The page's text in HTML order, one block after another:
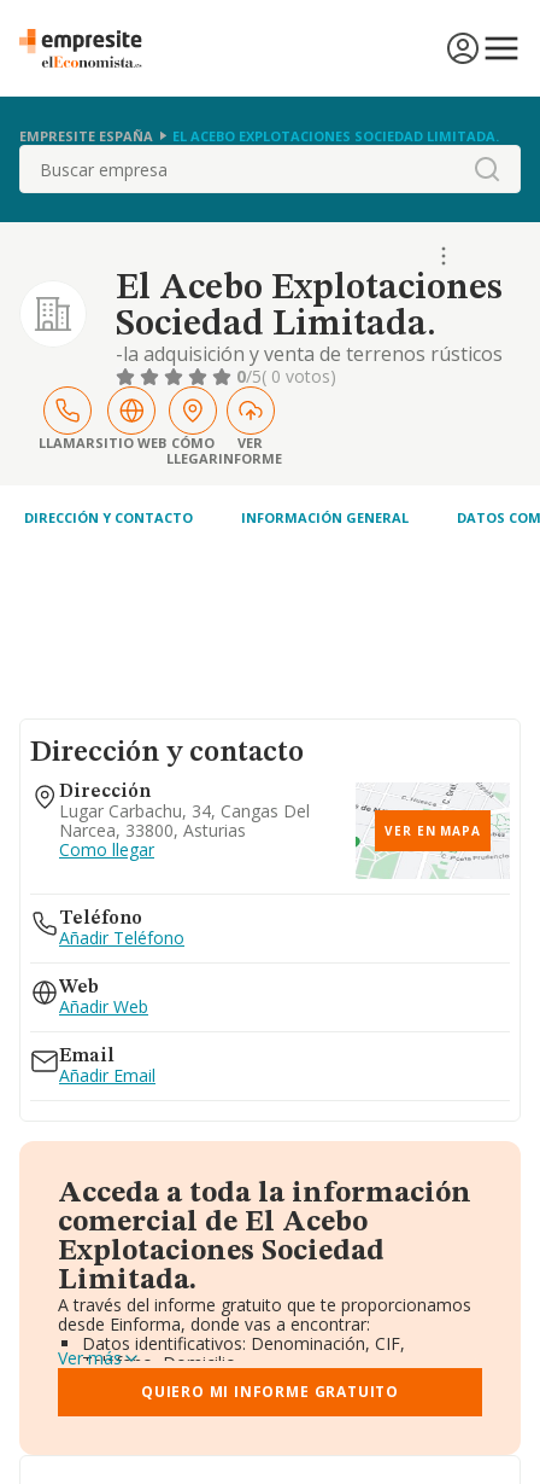
EMPRESITE ESPAÑA EL ACEBO EXPLOTACIONES SOCIEDAD LIMITADA.
Buscar
El Acebo Explotaciones
Sociedad Limitada.
-la adquisición y venta de terrenos rústicos
y/ o urbanos, su desarrollo urbanístico y la
construcción, promoción, venta, alquiler o
explotación de todo tipo de edificaciones y
obras civiles. la construcción, reapración y
conservación de toda clase de obras, con o
0/5( 0 votos)
LLAMARSITIO WEB CÓMO
LLEGAR
VER
INFORME
DIRECCIÓN Y CONTACTO INFORMACIÓN GENERAL DATOS
Dirección y contacto
Dirección
Lugar Carbachu, 34, Cangas Del
Narcea, 33800, Asturias
Como llegar
VER EN MAPA
Teléfono
Añadir Teléfono
Web
Añadir Web
Email
Añadir Email
Acceda a toda la información
comercial de El Acebo
Explotaciones Sociedad
Limitada.
A través del informe gratuito que te proporcionamos
desde Einforma, donde vas a encontrar:
Datos identificativos: Denominación, CIF,
Teléfono, Domicilio.
Informe Mercantil Completo (BORME).
Gráficos de Evolución Ventas y Empleados.
Consejo de Administración y Administradores.
Accionistas.
Ver más
QUIERO MI INFORME GRATUITO